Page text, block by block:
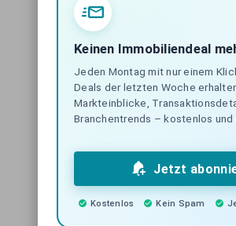
Keinen Immobiliendeal
Jeden Montag mit nur einem
Deals der letzten Woche
Markteinblicke,
Branchentrends – kostenlos und
Jetzt
Kostenlos Kein Spam